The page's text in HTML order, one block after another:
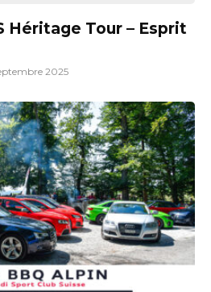
Héritage Tour – Esprit
2025